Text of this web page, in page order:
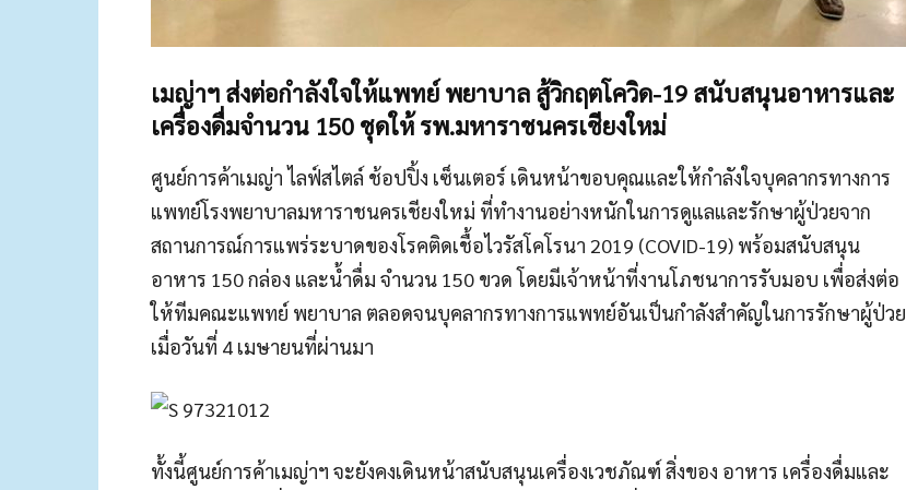
เมญ่าฯ ส่งต่อกำลังใจให้แพทย์ พยาบาล สู้วิกฤตโควิด-19 สนับสนุนอาหารและ
เครื่องดื่มจำนวน 150 ชุดให้ รพ.มหาราชนครเชียงใหม่
ศูนย์การค้าเมญ่า ไลฟ์สไตล์ ช้อปปิ้ง เซ็นเตอร์ เดินหน้าขอบคุณและให้กำลังใจบุคลากรทางการ
แพทย์โรงพยาบาลมหาราชนครเชียงใหม่ ที่ทำงานอย่างหนักในการดูแลและรักษาผู้ป่วยจาก
สถานการณ์การแพร่ระบาดของโรคติดเชื้อไวรัสโคโรนา 2019 (COVID-19) พร้อมสนับสนุน
อาหาร 150 กล่อง และน้ำดื่ม จำนวน 150 ขวด โดยมีเจ้าหน้าที่งานโภชนาการรับมอบ เพื่อส่งต่อ
ให้ทีมคณะแพทย์ พยาบาล ตลอดจนบุคลากรทางการแพทย์อันเป็นกำลังสำคัญในการรักษาผู้ป่วย
เมื่อวันที่ 4 เมษายนที่ผ่านมา
ทั้งนี้ศูนย์การค้าเมญ่าฯ จะยังคงเดินหน้าสนับสนุนเครื่องเวชภัณฑ์ สิ่งของ อาหาร เครื่องดื่มและ